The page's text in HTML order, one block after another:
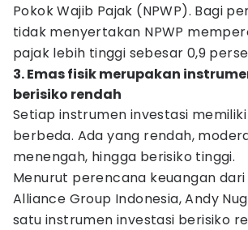
Pokok Wajib Pajak (NPWP). Bagi
tidak menyertakan NPWP
pajak lebih tinggi sebesar 0,9
3. Emas fisik merupakan
berisiko rendah
Setiap instrumen investasi
berbeda. Ada yang rendah,
menengah, hingga berisiko tinggi.
Menurut perencana keuangan dari
Alliance Group Indonesia, Andy
satu instrumen investasi berisiko